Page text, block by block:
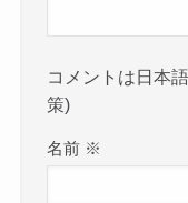
コメントは日本
策)
名前 ※